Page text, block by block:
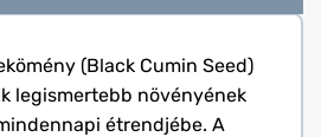
(Black Cumin Seed)
legismertebb növényének
étrendjébe. A